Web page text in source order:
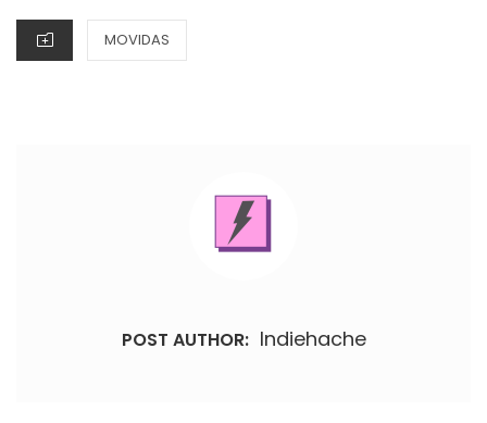
CATEGORIES
MOVIDAS
POST AUTHOR: Indiehache